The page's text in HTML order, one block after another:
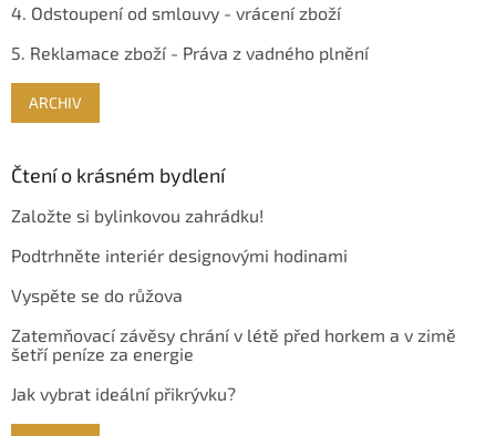
4. Odstoupení od smlouvy - vrácení zboží
5. Reklamace zboží - Práva z vadného plnění
ARCHIV
Čtení o krásném bydlení
Založte si bylinkovou zahrádku!
Podtrhněte interiér designovými hodinami
Vyspěte se do růžova
Zatemňovací závěsy chrání v létě před horkem a v zimě
šetří peníze za energie
Jak vybrat ideální přikrývku?